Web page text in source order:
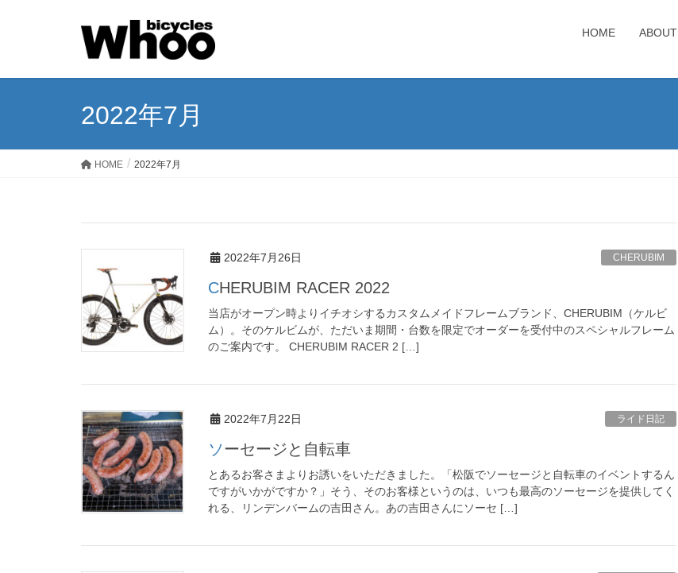
HOME ABOUT
2022年7月
HOME 2022年7月
2022年7月26日 CHERUBIM
CHERUBIM RACER 2022
当店がオープン時よりイチオシするカスタムメイドフレームブランド、CHERUBIM（ケルビ
ム）。そのケルビムが、ただいま期間・台数を限定でオーダーを受付中のスペシャルフレーム
のご案内です。 CHERUBIM RACER 2 […]
2022年7月22日 ライド日記
ソーセージと自転車
とあるお客さまよりお誘いをいただきました。「松阪でソーセージと自転車のイベントするん
ですがいかがですか？」そう、そのお客様というのは、いつも最高のソーセージを提供してく
れる、リンデンバームの吉田さん。あの吉田さんにソーセ […]